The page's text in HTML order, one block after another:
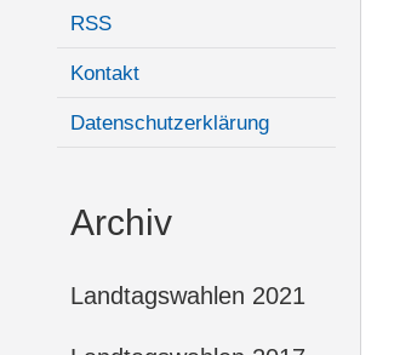
RSS
Kontakt
Datenschutzerklärung
Archiv
Landtagswahlen 2021